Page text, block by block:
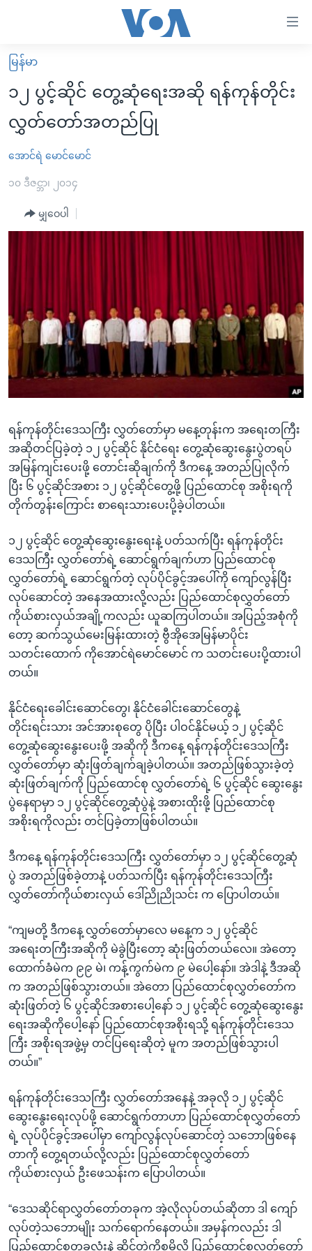
လွယ်ကူ
စေ
Link
များ
ပင်မ
အ
ညွန်း
စာမျက်နှာ
သို့
ရန်
ရှာဖွေ
ရန်
နေရာ
သို့
ရန်
မူလစာမျက်နှာ
မြန်မာ
ကမ္ဘာ့သတင်းများ
နိုင်ငံတကာ
အစ္စရေး-ပါလက်စတိုင်း
ဗွီဒီယို
အင်္ဂလိပ်စာလေ့လာမယ်
သုတပဒေသာ အင်္ဂလိပ်စာ
Learning English
ဗွီအိုအေ လူမှုကွန်ယက်များ
ဘာသာစကားများ
မြန်မာ
၁၂ ပွင့်ဆိုင် တွေ့ဆုံရေးအဆို ရန်ကုန်တိုင်း
လွှတ်တော်အတည်ပြု
အောင်ရဲ မောင်မောင်
၁၀ ဒီဇင္ဘာ၊ ၂၀၁၄
မျှဝေပါ
ရန်ကုန်တိုင်းဒေသကြီး လွှတ်တော်မှာ မနေ့တုန်းက အရေးတကြီး
အဆိုတင်ပြခဲ့တဲ့ ၁၂ ပွင့်ဆိုင် နိုင်ငံရေး တွေ့ဆုံဆွေးနွေးပွဲတရပ်
အမြန်ကျင်းပေးဖို့ တောင်းဆိုချက်ကို ဒီကနေ့ အတည်ပြုလိုက်
ပြီး ၆ ပွင့်ဆိုင်အစား ၁၂ ပွင့်ဆိုင်တွေ့ဖို့ ပြည်ထောင်စု အစိုးရကို
တိုက်တွန်းကြောင်း စာရေးသားပေးပို့ခဲ့ပါတယ်။
၁၂ ပွင့်ဆိုင် တွေ့ဆုံဆွေးနွေးရေးနဲ့ ပတ်သက်ပြီး ရန်ကုန်တိုင်း
ဒေသကြီး လွှတ်တော်ရဲ့ ဆောင်ရွက်ချက်ဟာ ပြည်ထောင်စု
လွှတ်တော်ရဲ့ ဆောင်ရွက်တဲ့ လုပ်ပိုင်ခွင့်အပေါ်ကို ကျော်လွန်ပြီး
လုပ်ဆောင်တဲ့ အနေအထားလို့လည်း ပြည်ထောင်စုလွှတ်တော်
ကိုယ်စားလှယ်အချို့ကလည်း ယူဆကြပါတယ်။ အပြည့်အစုံကို
တော့ ဆက်သွယ်မေးမြန်းထားတဲ့ ဗွီအိုအေမြန်မာပိုင်း
သတင်းထောက် ကိုအောင်ရဲမောင်မောင် က သတင်းပေးပို့ထားပါ
တယ်။
နိုင်ငံရေးခေါင်းဆောင်တွေ၊ နိုင်ငံခေါင်းဆောင်တွေနဲ့
တိုင်းရင်းသား အင်အားစုတွေ ပိုပြီး ပါဝင်နိုင်မယ့် ၁၂ ပွင့်ဆိုင်
တွေ့ဆုံဆွေးနွေးပေးဖို့ အဆိုကို ဒီကနေ့ ရန်ကုန်တိုင်းဒေသကြီး
လွှတ်တော်မှာ ဆုံးဖြတ်ချက်ချခဲ့ပါတယ်။ အတည်ဖြစ်သွားခဲ့တဲ့
ဆုံးဖြတ်ချက်ကို ပြည်ထောင်စု လွှတ်တော်ရဲ့ ၆ ပွင့်ဆိုင် ဆွေးနွေး
ပွဲနေရာမှာ ၁၂ ပွင့်ဆိုင်တွေ့ဆုံပွဲနဲ့ အစားထိုးဖို့ ပြည်ထောင်စု
အစိုးရကိုလည်း တင်ပြခဲ့တာဖြစ်ပါတယ်။
ဒီကနေ့ ရန်ကုန်တိုင်းဒေသကြီး လွှတ်တော်မှာ ၁၂ ပွင့်ဆိုင်တွေ့ဆုံ
ပွဲ အတည်ဖြစ်ခဲ့တာနဲ့ ပတ်သက်ပြီး ရန်ကုန်တိုင်းဒေသကြီး
လွှတ်တော်ကိုယ်စားလှယ် ဒေါ်ညိုညိုသင်း က ပြောပါတယ်။
“ကျမတို့ ဒီကနေ့ လွှတ်တော်မှာလေ မနေ့က ၁၂ ပွင့်ဆိုင်
အရေးတကြီးအဆိုကို မဲခွဲပြီးတော့ ဆုံးဖြတ်တယ်လေ။ အဲတော့
ထောက်ခံမဲက ၉၉ မဲ၊ ကန့်ကွက်မဲက ၉ မဲပေါ့နော်။ အဲဒါနဲ့ ဒီအဆို
က အတည်ဖြစ်သွားတယ်။ အဲတော ပြည်ထောင်စုလွှတ်တော်က
ဆုံးဖြတ်တဲ့ ၆ ပွင့်ဆိုင်အစားပေါ့နော် ၁၂ ပွင့်ဆိုင် တွေ့ဆုံဆွေးနွေး
ရေးအဆိုကိုပေါ့နော် ပြည်ထောင်စုအစိုးရသို့ ရန်ကုန်တိုင်းဒေသ
ကြီး အစိုးရအဖွဲ့မှ တင်ပြရေးဆိုတဲ့ မူက အတည်ဖြစ်သွားပါ
တယ်။”
ရန်ကုန်တိုင်းဒေသကြီး လွှတ်တော်အနေနဲ့ အခုလို ၁၂ ပွင့်ဆိုင်
ဆွေးနွေးရေးလုပ်ဖို့ ဆောင်ရွက်တာဟာ ပြည်ထောင်စုလွှတ်တော်
ရဲ့ လုပ်ပိုင်ခွင့်အပေါ်မှာ ကျော်လွန်လုပ်ဆောင်တဲ့ သဘောဖြစ်နေ
တာကို တွေ့ရတယ်လို့လည်း ပြည်ထောင်စုလွှတ်တော်
ကိုယ်စားလှယ် ဦးဖေသန်းက ပြောပါတယ်။
“ဒေသဆိုင်ရာလွှတ်တော်တခုက အဲ့လိုလုပ်တယ်ဆိုတာ ဒါ ကျော်
လုပ်တဲ့သဘောမျိုး သက်ရောက်နေတယ်။ အမှန်ကလည်း ဒါ
ပြည်ထောင်စုတခုလုံးနဲ့ ဆိုင်တဲ့ကိစ္စမို့လို့ ပြည်ထောင်စုလွှတ်တော်